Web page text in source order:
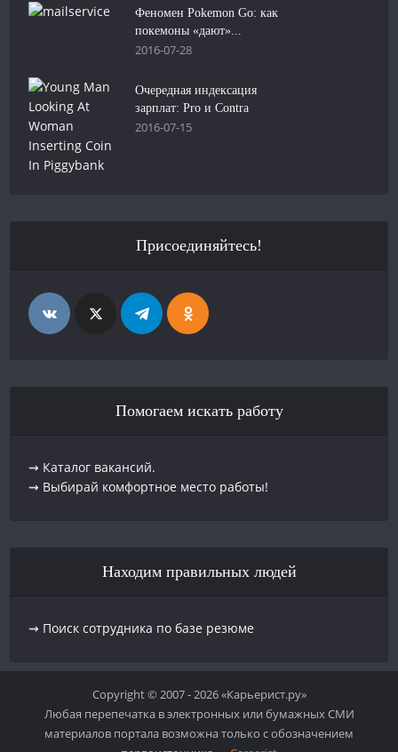
Феномен Pokemon Go: как
покемоны «дают»...
2016-07-28
Очередная индексация
зарплат: Pro и Contra
2016-07-15
Присоединяйтесь!
Помогаем искать работу
⇝ Каталог вакансий.
⇝ Выбирай комфортное место работы!
Находим правильных людей
⇝ Поиск сотрудника по базе резюме
Copyright © 2007 - 2026 «Карьерист.ру»
Любая перепечатка в электронных или бумажных СМИ
материалов портала возможна только с обозначением